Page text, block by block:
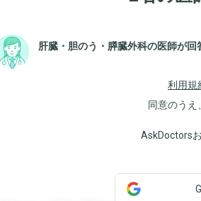
肝臓・胆のう・膵臓外科の医師が回
利用規
同意のうえ
AskDoctors